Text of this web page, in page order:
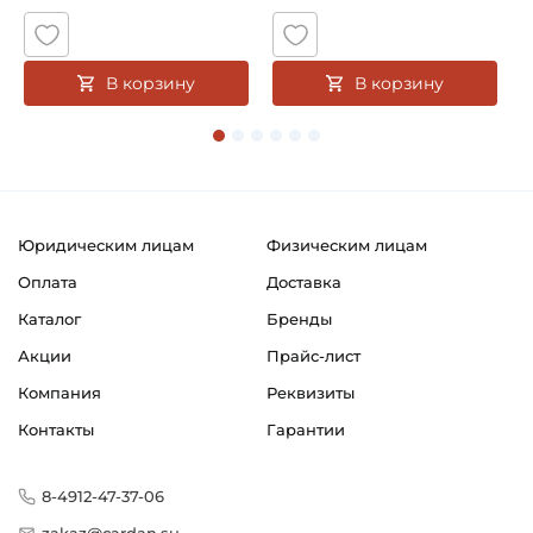
Способ фиксации на вал:
Натяг
Возможность дополнительной смазки
В корзину В корзину
Юридическим лицам
Физическим лицам
Оплата
Доставка
Каталог
Бренды
Акции
Прайс-лист
Компания
Реквизиты
Контакты
Гарантии
8-4912-47-37-06